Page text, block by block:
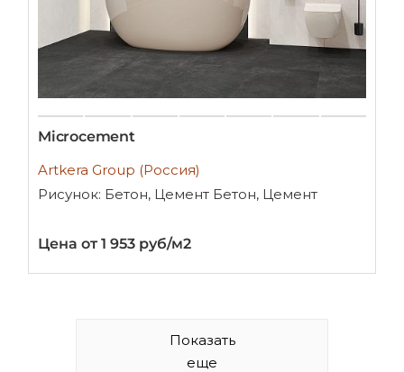
Microcement
Artkera Group (Россия)
Рисунок: Бетон, Цемент Бетон, Цемент
Цена от 1 953 руб/м2
Показать
еще